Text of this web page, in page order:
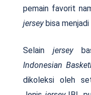
pemain favorit
jerseybisa menjadi
Selain jersey
Indonesian
dikoleksi oleh